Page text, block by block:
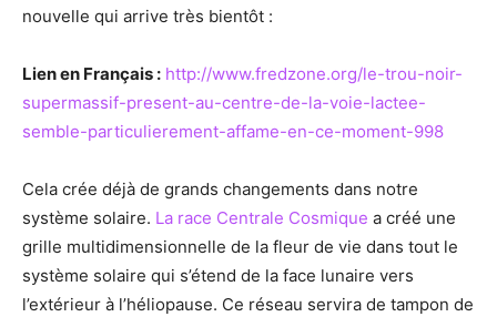
nouvelle qui arrive très bientôt :
Lien en Français : http://www.fredzone.org/le-trou-noir-
supermassif-present-au-centre-de-la-voie-lactee-
semble-particulierement-affame-en-ce-moment-998
Cela crée déjà de grands changements dans notre
système solaire. La race Centrale Cosmique a créé une
grille multidimensionnelle de la fleur de vie dans tout le
système solaire qui s’étend de la face lunaire vers
l’extérieur à l’héliopause. Ce réseau servira de tampon de